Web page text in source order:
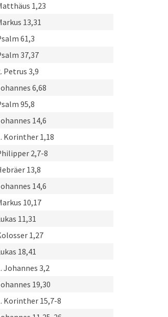
1,23
13,31
61,3
37,37
Petrus 3,9
6,68
95,8
14,6
Korinther 1,18
2,7-8
13,8
14,6
10,17
11,31
1,27
18,41
Johannes 3,2
19,30
Korinther 15,7-8